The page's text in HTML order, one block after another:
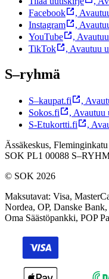
Facebook
,
Instagram
,
YouTube
,
TikTok
, Avautuu
S–ryhmä
S–kaupat.fi ,
Sokos.fi
, Avautuu
S-Etukortti.fi
,
Ässäkeskus,
SOK PL1 00088
© SOK 2026
Maksutavat: Visa,
Nordea, OP, Danske
Oma Säästöpankki, POP